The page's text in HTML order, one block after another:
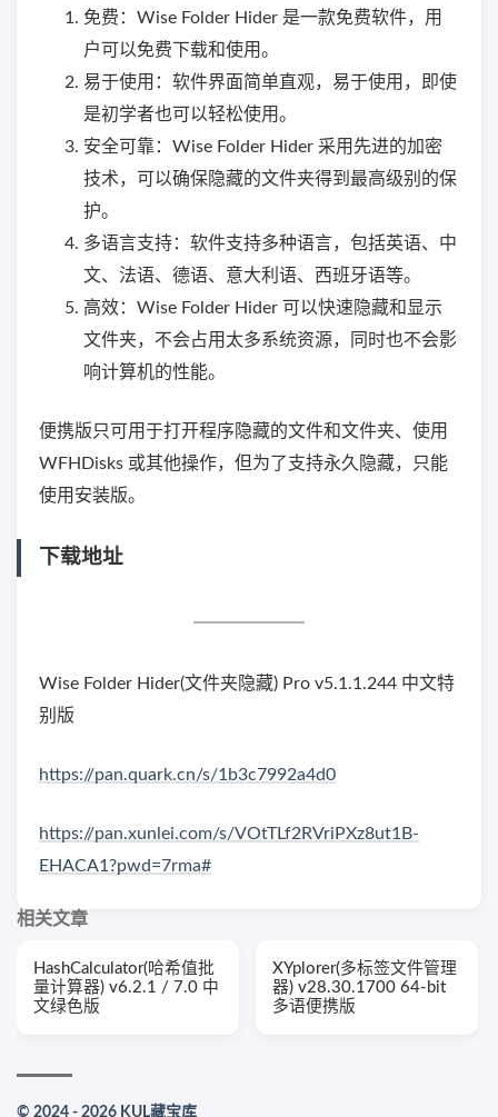
免费：Wise Folder Hider 是一款免费软件，用
户可以免费下载和使用。
易于使用：软件界面简单直观，易于使用，即使
是初学者也可以轻松使用。
安全可靠：Wise Folder Hider 采用先进的加密
技术，可以确保隐藏的文件夹得到最高级别的保
护。
多语言支持：软件支持多种语言，包括英语、中
文、法语、德语、意大利语、西班牙语等。
高效：Wise Folder Hider 可以快速隐藏和显示
文件夹，不会占用太多系统资源，同时也不会影
响计算机的性能。
便携版只可用于打开程序隐藏的文件和文件夹、使用
WFHDisks 或其他操作，但为了支持永久隐藏，只能
使用安装版。
下载地址
Wise Folder Hider(文件夹隐藏) Pro v5.1.1.244 中文特
别版
https://pan.quark.cn/s/1b3c7992a4d0
https://pan.xunlei.com/s/VOtTLf2RVriPXz8ut1B-
EHACA1?pwd=7rma#
相关文章
HashCalculator(哈希值批
量计算器) v6.2.1 / 7.0 中
文绿色版
XYplorer(多标签文件管理
器) v28.30.1700 64-bit
多语便携版
© 2024 - 2026 KUL藏宝库